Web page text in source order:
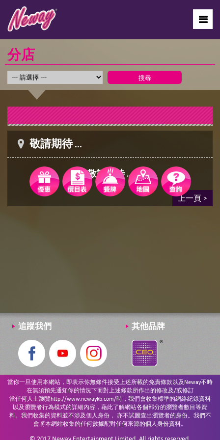
分店
敬請期待 ...
敬請期待 ...
上一頁 >
追蹤我們 其他品牌
當你一旦使用本網站，即表示你無條件接受上述所載的免責條款以及Neway不時
在無須預先通知你的情況下而對上述條款所作出的修改及/或修訂
當任何人士瀏覽http://www.newaykb.com/時，我們會收集標準的網絡紀錄資料
以及瀏覽者行為模式的詳細內容，藉此了解網站各個部分的瀏覽者數目等資
料。我們收集的資料並不涉及個人身份， 亦不試圖查出瀏覽者的身份。我們不
會將本網站收集的任何數據配對任何來源的個人身份資料。